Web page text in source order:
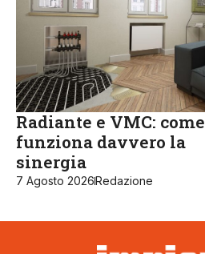
Radiante e VMC: come
funziona davvero la
sinergia
7 Agosto 2026Redazione